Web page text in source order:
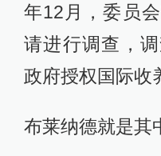
年12月，委员
请进行调查，
政府授权国际收
布莱纳德就是其